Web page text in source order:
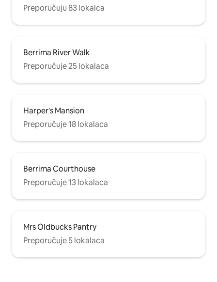
Preporučuju 83 lokalca
Berrima River Walk
Preporučuje 25 lokalaca
Harper's Mansion
Preporučuje 18 lokalaca
Berrima Courthouse
Preporučuje 13 lokalaca
Mrs Oldbucks Pantry
Preporučuje 5 lokalaca